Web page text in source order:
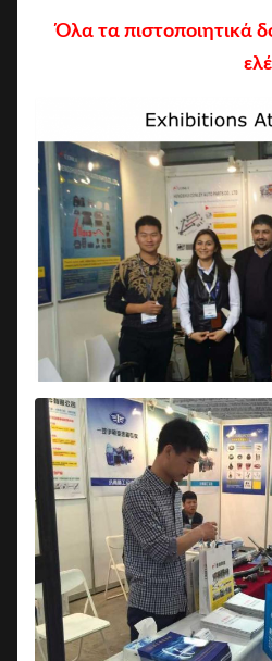
Όλα τα πιστοποιητικά